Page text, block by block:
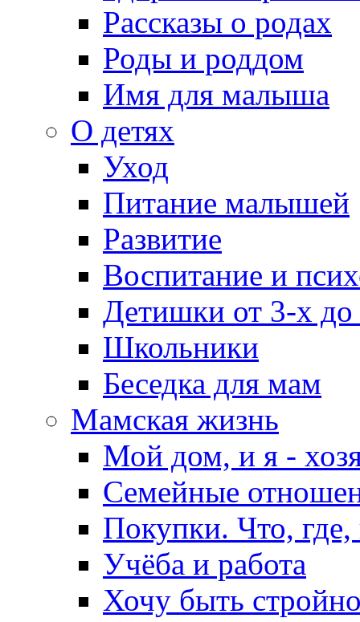
Рассказы о родах
Роды и роддом
Имя для малыша
О детях
Уход
Питание малышей
Развитие
Воспитание и
Детишки от 3-х
Школьники
Беседка для мам
Мамская жизнь
Мой дом, и я -
Семейные
Покупки. Что, где,
Учёба и работа
Хочу быть